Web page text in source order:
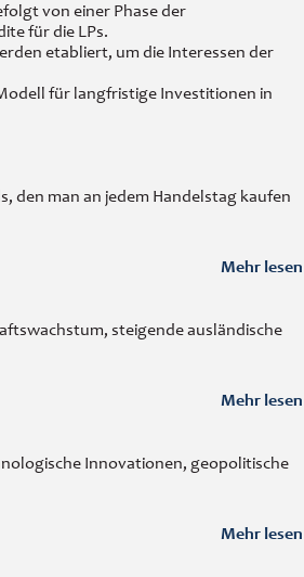
von einer Phase der
für die LPs.
etabliert, um die Interessen der
für langfristige Investitionen in
den man an jedem Handelstag kaufen
Mehr lesen
steigende ausländische
Mehr lesen
Innovationen, geopolitische
Mehr lesen